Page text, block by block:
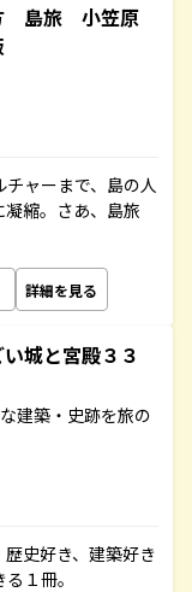
島旅 小笠原
ャーまで、島の人
縮。さあ、島旅
詳細を見る
城と宮殿３３
建築・史跡を旅の
歴史好き、建築好き
１冊。